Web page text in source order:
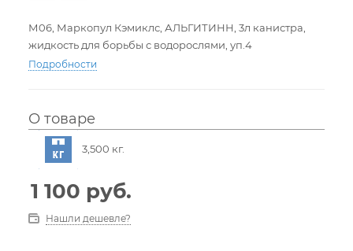
М06, Маркопул Кэмиклс, АЛЬГИТИНН, 3л канистра,
жидкость для борьбы с водорослями, уп.4
Подробности
О товаре
3,500 кг.
1 100 руб.
Нашли дешевле?